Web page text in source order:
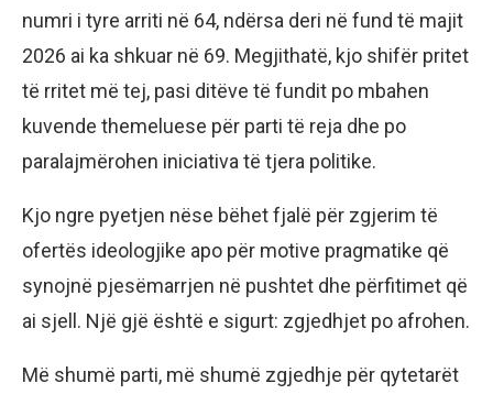
numri i tyre arriti në 64, ndërsa deri në fund të majit
2026 ai ka shkuar në 69. Megjithatë, kjo shifër pritet
të rritet më tej, pasi ditëve të fundit po mbahen
kuvende themeluese për parti të reja dhe po
paralajmërohen iniciativa të tjera politike.
Kjo ngre pyetjen nëse bëhet fjalë për zgjerim të
ofertës ideologjike apo për motive pragmatike që
synojnë pjesëmarrjen në pushtet dhe përfitimet që
ai sjell. Një gjë është e sigurt: zgjedhjet po afrohen.
Më shumë parti, më shumë zgjedhje për qytetarët